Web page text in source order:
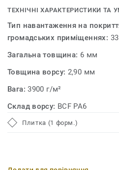
круговий вуглецевий слід -
можна додати нову
XLite для покращеного
ТЕХНІЧНІ ХАРАКТЕРИСТИКИ ТА
Тип навантаження на
громадських приміщеннях:
Загальна товщина: 6 мм
Товщина ворсу: 2,90 мм
Вага:3900 г/м²
Склад ворсу: BCF PA6
Плитка (1 форм.)